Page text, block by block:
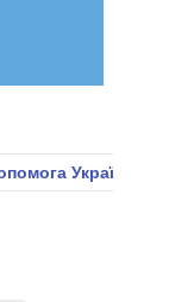
Україні